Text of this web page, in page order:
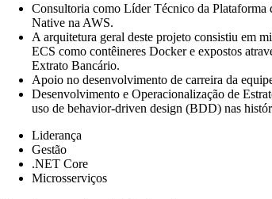
Consultoria como Líder Técnico da Plataforma
Native na AWS.
A arquitetura geral deste projeto consistiu em
ECS como contêineres Docker e expostos
Extrato Bancário.
Apoio no desenvolvimento de carreira da
Desenvolvimento e Operacionalização de
uso de behavior-driven design (BDD) nas
Liderança
Gestão
.NET Core
Microsserviços